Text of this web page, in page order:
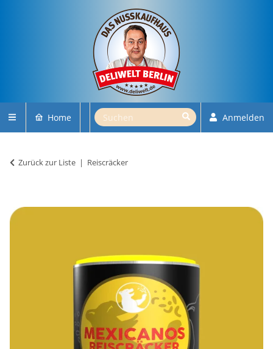
Home Anmelden
Zurück zur Liste Reiscräcker